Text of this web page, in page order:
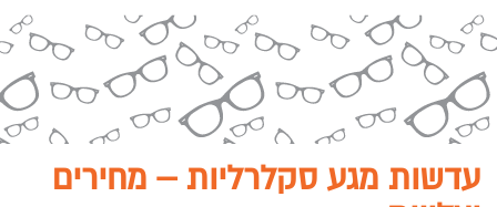
עדשות מגע סקלרליות – מחירים